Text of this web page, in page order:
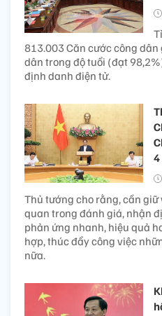
813.003 Căn cước công
dân trong độ tuổi (đạt
định danh điện tử.
4
Thủ tướng cho rằng, cần
quan trong đánh giá, nhận
phản ứng nhanh, hiệu quả
hợp, thúc đẩy công việc
nữa.